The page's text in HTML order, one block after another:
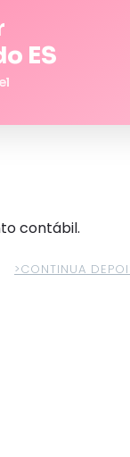
ES
contábil.
>CONTINUA